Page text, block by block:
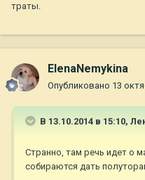
траты.
ElenaNemykina
Опубликовано 13
В 13.10.2014 в 15:10,
Странно, там речь идет о
собираются дать